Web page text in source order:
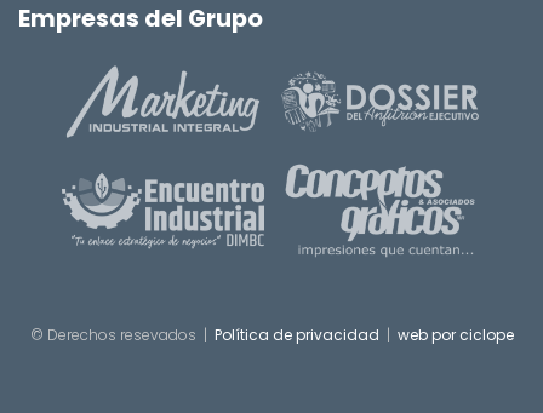
Empresas del Grupo
© Derechos resevados | Política de privacidad | web por ciclope